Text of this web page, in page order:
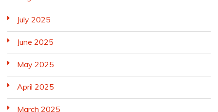
July 2025
June 2025
May 2025
April 2025
March 2025